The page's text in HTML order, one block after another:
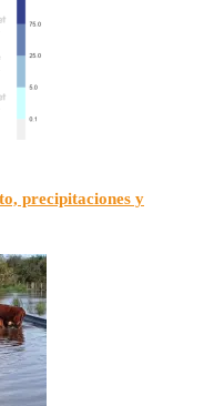
precipitaciones y